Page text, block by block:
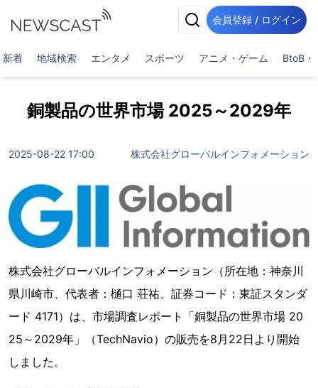
会員登録 / ログイン
新着 地域検索 エンタメ スポーツ アニメ・ゲーム BtoB・
銅製品の世界市場 2025～2029年
2025-08-22 17:00 株式会社グローバルインフォメーション
株式会社グローバルインフォメーション（所在地：神奈川
県川崎市、代表者：樋口 荘祐、証券コード：東証スタンダ
ード 4171）は、市場調査レポート「銅製品の世界市場 20
25～2029年」（TechNavio）の販売を8月22日より開始
しました。